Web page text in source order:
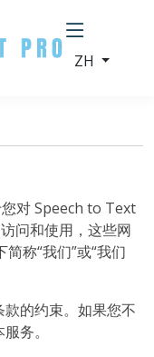
ZH
对 Speech to Text
问和使用，这些网
称“我们”或“我们
的约束。如果您不
务。